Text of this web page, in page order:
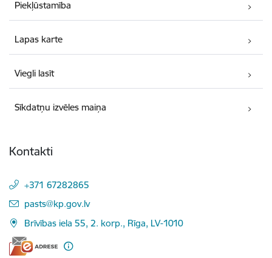
Piekļūstamība
Lapas karte
Viegli lasīt
Sīkdatņu izvēles maiņa
Kontakti
+371 67282865
E-pasts:
pasts@kp.gov.lv
Brīvības iela 55, 2. korp., Rīga, LV-1010